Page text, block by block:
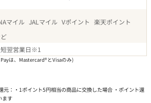
マイル JALマイル Vポイント 楽天ポイント
翌営業日※1
は、Mastercard®とVisaのみ)
：・1ポイント5円相当の商品に交換した場合 ・ポイント還
ます